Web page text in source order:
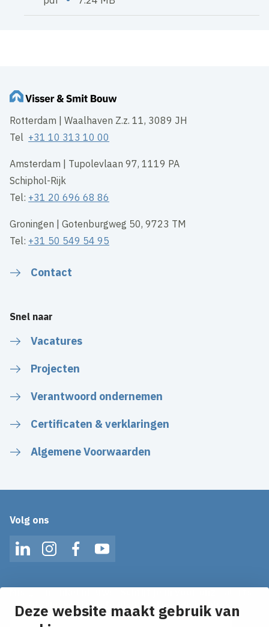
Deze website maakt gebruik van
Rotterdam | Waalhaven Z.z. 11, 3089 JH
Tel +31 10 313 10 00
Amsterdam | Tupolevlaan 97, 1119 PA
Schiphol-Rijk
Tel: +31 20 696 68 86
Groningen | Gotenburgweg 50, 9723 TM
Tel: +31 50 549 54 95
Contact
Snel naar
Vacatures
Projecten
Verantwoord ondernemen
Certificaten & verklaringen
Algemene Voorwaarden
Volg ons
LinkedInInstagramFacebookYouTube
en ontvang het laatste nieuws direct in je inbox!